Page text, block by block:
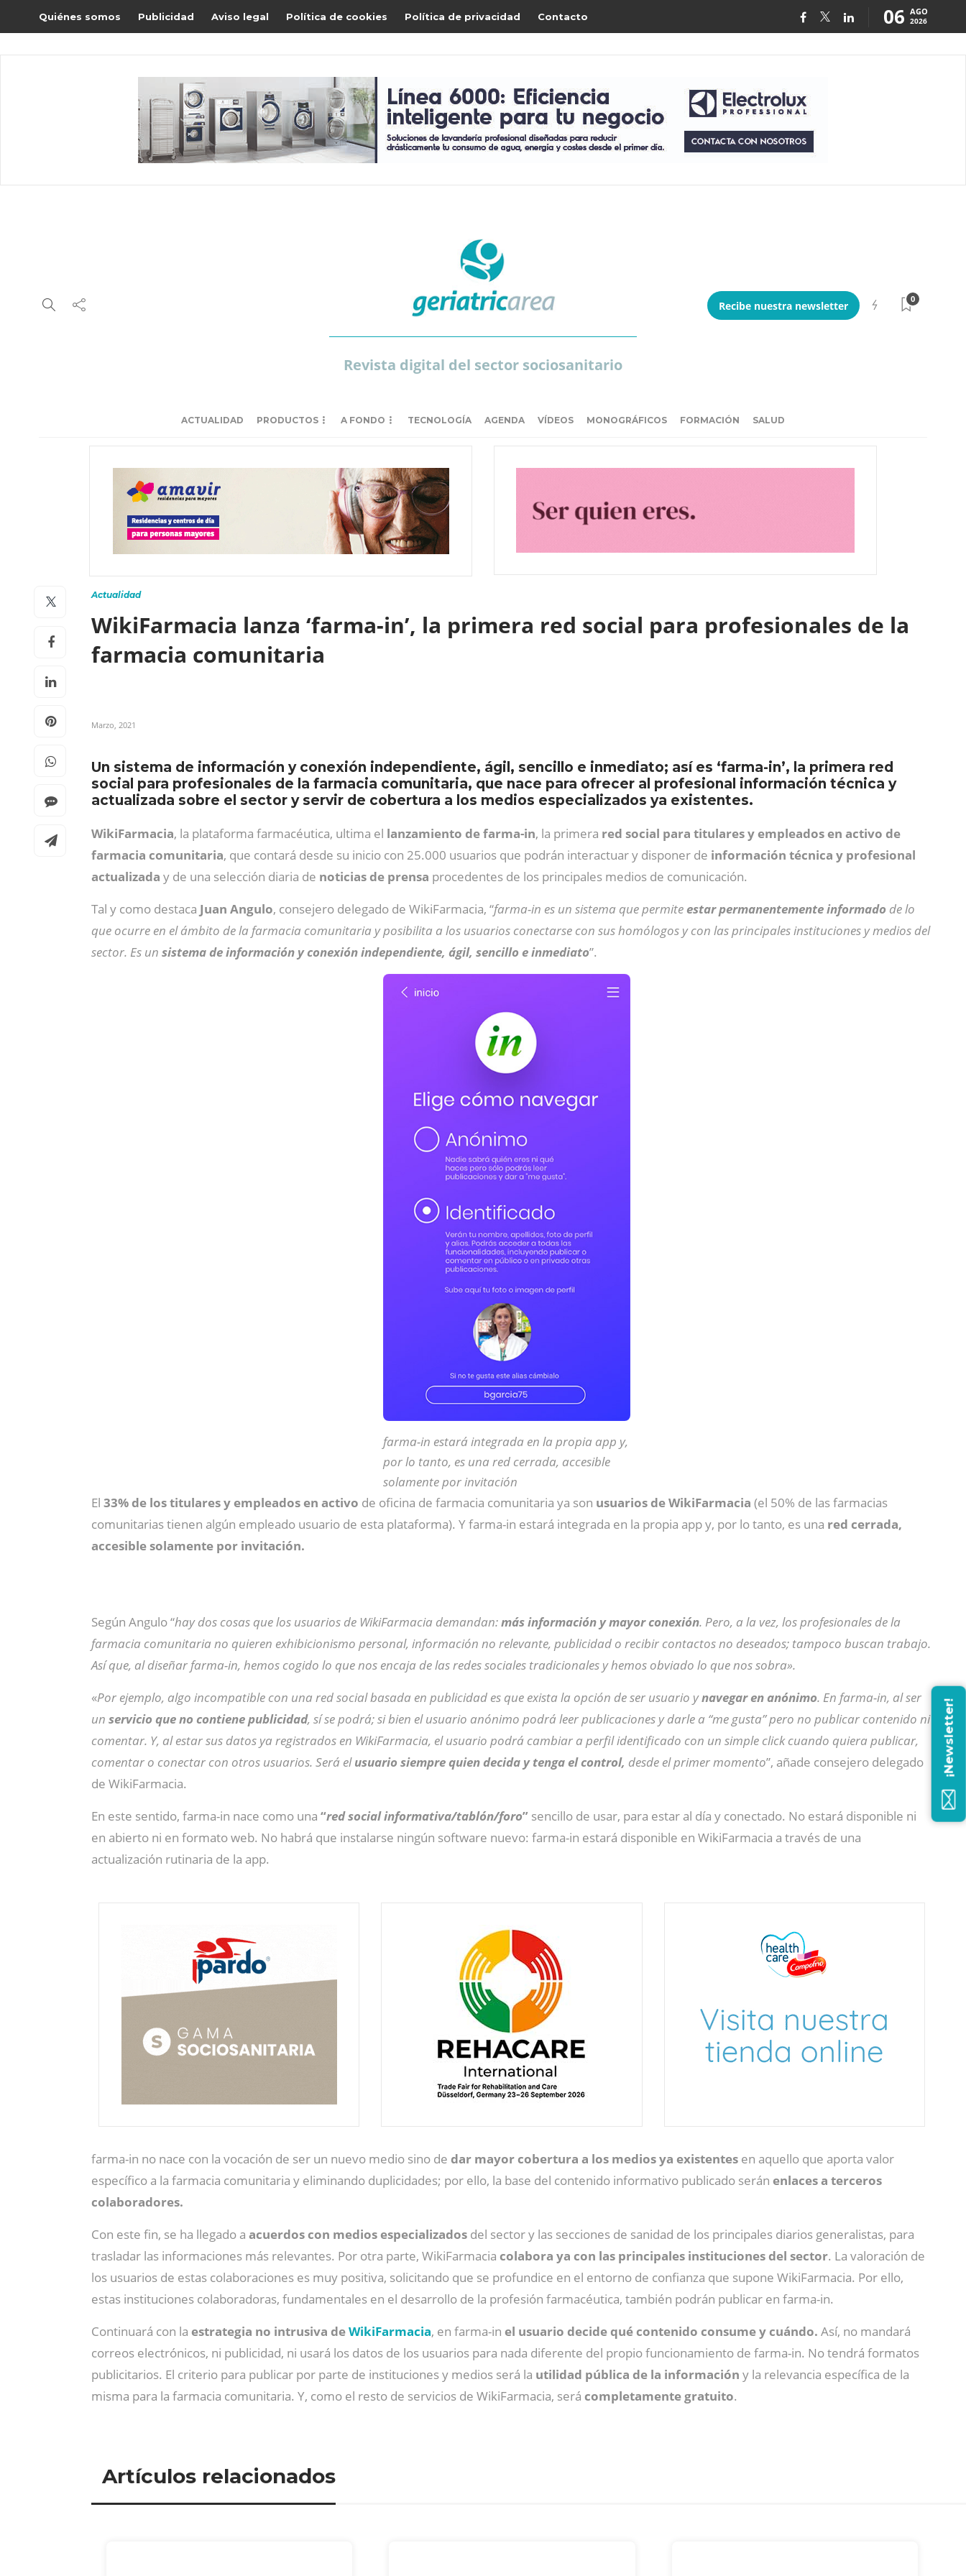
Quiénes somos Publicidad Aviso legal Política de cookies Política de privacidad Contacto 06 AGO
2026
Revista digital del sector sociosanitario
Recibe nuestra newsletter
0
ACTUALIDAD PRODUCTOS A FONDO TECNOLOGÍA AGENDA VÍDEOS MONOGRÁFICOS FORMACIÓN SALUD
Actualidad
WikiFarmacia lanza ‘farma-in’, la primera red social para profesionales de la
farmacia comunitaria
Marzo, 2021
Un sistema de información y conexión independiente, ágil, sencillo e inmediato; así es ‘farma-in’, la primera red
social para profesionales de la farmacia comunitaria, que nace para ofrecer al profesional información técnica y
actualizada sobre el sector y servir de cobertura a los medios especializados ya existentes.
WikiFarmacia, la plataforma farmacéutica, ultima el lanzamiento de farma-in, la primera red social para titulares y empleados en activo de
farmacia comunitaria, que contará desde su inicio con 25.000 usuarios que podrán interactuar y disponer de información técnica y profesional
actualizada y de una selección diaria de noticias de prensa procedentes de los principales medios de comunicación.
Tal y como destaca Juan Angulo, consejero delegado de WikiFarmacia, “farma-in es un sistema que permiteestar permanentemente informado de lo
que ocurre en el ámbito de la farmacia comunitaria y posibilita a los usuarios conectarse con sus homólogos y con las principales instituciones y medios del
sector. Es un sistema de información y conexión independiente, ágil, sencillo e inmediato”.
farma-in estará integrada en la propia app y,
por lo tanto, es una red cerrada, accesible
solamente por invitación
El 33% de los titulares y empleados en activo de oficina de farmacia comunitaria ya son usuarios de WikiFarmacia (el 50% de las farmacias
comunitarias tienen algún empleado usuario de esta plataforma). Y farma-in estará integrada en la propia app y, por lo tanto, es una red cerrada,
accesible solamente por invitación.
Según Angulo “hay dos cosas que los usuarios de WikiFarmacia demandan:más información y mayor conexión. Pero, a la vez, los profesionales de la
farmacia comunitaria no quieren exhibicionismo personal, información no relevante, publicidad o recibir contactos no deseados; tampoco buscan trabajo.
Así que, al diseñar farma-in, hemos cogido lo que nos encaja de las redes sociales tradicionales y hemos obviado lo que nos sobra».
«Por ejemplo, algo incompatible con una red social basada en publicidad es que exista la opción de ser usuario ynavegar en anónimo. En farma-in, al ser
un servicio que no contiene publicidad, sí se podrá; si bien el usuario anónimo podrá leer publicaciones y darle a “me gusta”pero no publicar contenido ni
comentar. Y, al estar sus datos ya registrados en WikiFarmacia, el usuario podrá cambiar a perfil identificado con un simple click cuando quiera publicar,
comentar o conectar con otros usuarios. Será elusuario siempre quien decida y tenga el control, desde el primer momento”, añade consejero delegado
de WikiFarmacia.
En este sentido, farma-in nace como una “red social informativa/tablón/foro” sencillo de usar, para estar al día y conectado. No estará disponible ni
en abierto ni en formato web. No habrá que instalarse ningún software nuevo: farma-in estará disponible en WikiFarmacia a través de una
actualización rutinaria de la app.
farma-in no nace con la vocación de ser un nuevo medio sino de dar mayor cobertura a los medios ya existentes en aquello que aporta valor
específico a la farmacia comunitaria y eliminando duplicidades; por ello, la base del contenido informativo publicado serán enlaces a terceros
colaboradores.
Con este fin, se ha llegado a acuerdos con medios especializados del sector y las secciones de sanidad de los principales diarios generalistas, para
trasladar las informaciones más relevantes. Por otra parte, WikiFarmacia colabora ya con las principales instituciones del sector. La valoración de
los usuarios de estas colaboraciones es muy positiva, solicitando que se profundice en el entorno de confianza que supone WikiFarmacia. Por ello,
estas instituciones colaboradoras, fundamentales en el desarrollo de la profesión farmacéutica, también podrán publicar en farma-in.
Continuará con la estrategia no intrusiva deWikiFarmacia, en farma-in el usuario decide qué contenido consume y cuándo. Así, no mandará
correos electrónicos, ni publicidad, ni usará los datos de los usuarios para nada diferente del propio funcionamiento de farma-in. No tendrá formatos
publicitarios. El criterio para publicar por parte de instituciones y medios será la utilidad pública de la información y la relevancia específica de la
misma para la farmacia comunitaria. Y, como el resto de servicios de WikiFarmacia, será completamente gratuito.
Artículos relacionados
¡Newsletter!